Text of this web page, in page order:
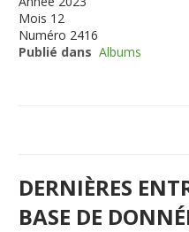
Mois 12
Numéro 2416
Publié dans Albums
DERNIÈRES
BASE DE